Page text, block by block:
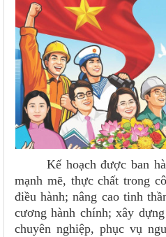
Kế hoạch được ban
mạnh mẽ, thực chất trong
điều hành; nâng cao tinh
cương hành chính; xây
chuyên nghiệp, phục vụ